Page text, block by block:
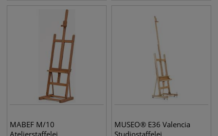
MABEF M/10
Atelierstaffelei
MUSEO® E36 Valencia
Studiostaffelei